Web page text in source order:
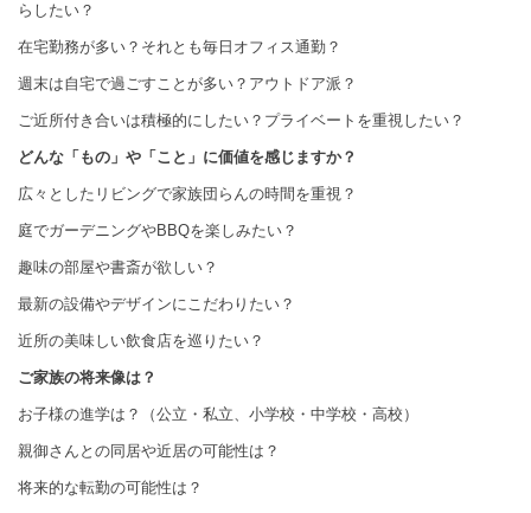
らしたい？
在宅勤務が多い？それとも毎日オフィス通勤？
週末は自宅で過ごすことが多い？アウトドア派？
ご近所付き合いは積極的にしたい？プライベートを重視したい？
どんな「もの」や「こと」に価値を感じますか？
広々としたリビングで家族団らんの時間を重視？
庭でガーデニングやBBQを楽しみたい？
趣味の部屋や書斎が欲しい？
最新の設備やデザインにこだわりたい？
近所の美味しい飲食店を巡りたい？
ご家族の将来像は？
お子様の進学は？（公立・私立、小学校・中学校・高校）
親御さんとの同居や近居の可能性は？
将来的な転勤の可能性は？